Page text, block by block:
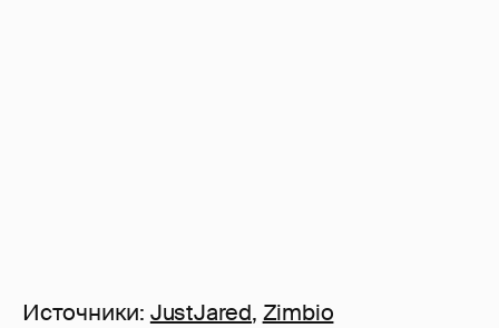
Источники: JustJared, Zimbio